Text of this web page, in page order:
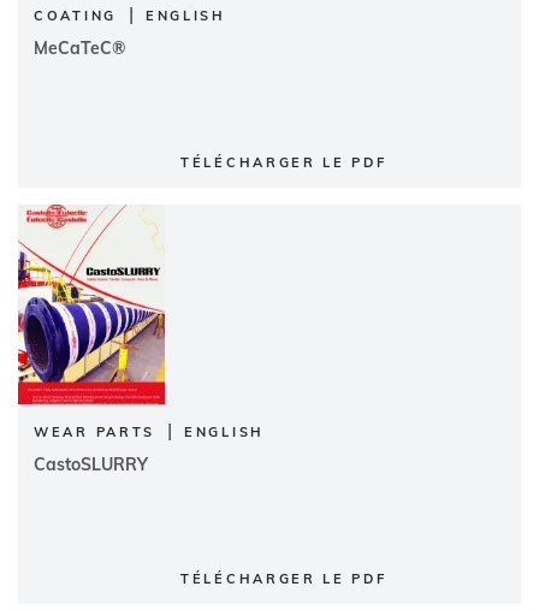
COATING | ENGLISH
MeCaTeC®
TÉLÉCHARGER LE PDF
WEAR PARTS | ENGLISH
CastoSLURRY
TÉLÉCHARGER LE PDF